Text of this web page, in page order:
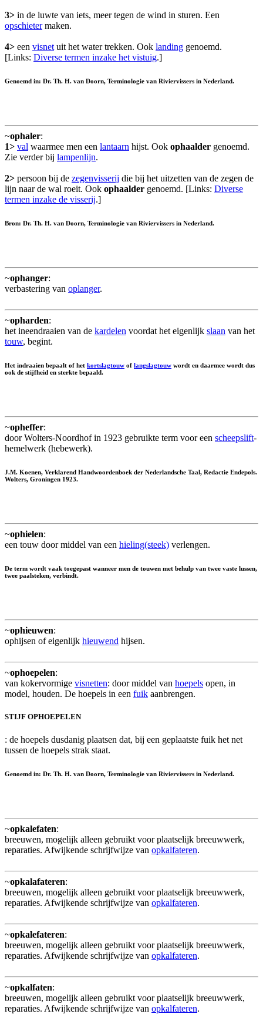
3> in de luwte van iets, meer tegen de wind in sturen. Een
opschietermaken.
4> een visnet uit het water trekken. Ook landing genoemd.
[Links: Diverse termen inzake het vistuig.]
Genoemd in: Dr. Th. H. van Doorn, Terminologie van Riviervissers in Nederland.
~ophaler:
1> val waarmee men een lantaarn hijst. Ook ophaalder genoemd.
Zie verder bij lampenlijn.
2> persoon bij de zegenvisserij die bij het uitzetten van de zegen de
lijn naar de wal roeit. Ook ophaalder genoemd. [Links: Diverse
termen inzake de visserij.]
Bron: Dr. Th. H. van Doorn, Terminologie van Riviervissers in Nederland.
~ophanger:
verbastering van oplanger.
~opharden:
het ineendraaien van de kardelen voordat het eigenlijk slaan van het
touw, begint.
Het indraaien bepaalt of het kortslagtouw of langslagtouw wordt en daarmee wordt dus
ook de stijfheid en sterkte bepaald.
~opheffer:
door Wolters-Noordhof in 1923 gebruikte term voor een scheepslift-
hemelwerk (hebewerk).
J.M. Koenen, Verklarend Handwoordenboek der Nederlandsche Taal, Redactie Endepols.
Wolters, Groningen 1923.
~ophielen:
een touw door middel van een hieling(steek) verlengen.
De term wordt vaak toegepast wanneer men de touwen met behulp van twee vaste lussen,
twee paalsteken, verbindt.
~ophieuwen:
ophijsen of eigenlijk hieuwend hijsen.
~ophoepelen:
van kokervormige visnetten: door middel van hoepels open, in
model, houden. De hoepels in een fuik aanbrengen.
STIJF OPHOEPELEN
: de hoepels dusdanig plaatsen dat, bij een geplaatste fuik het net
tussen de hoepels strak staat.
Genoemd in: Dr. Th. H. van Doorn, Terminologie van Riviervissers in Nederland.
~opkalefaten:
breeuwen, mogelijk alleen gebruikt voor plaatselijk breeuwwerk,
reparaties. Afwijkende schrijfwijze van opkalfateren.
~opkalafateren:
breeuwen, mogelijk alleen gebruikt voor plaatselijk breeuwwerk,
reparaties. Afwijkende schrijfwijze van opkalfateren.
~opkalefateren:
breeuwen, mogelijk alleen gebruikt voor plaatselijk breeuwwerk,
reparaties. Afwijkende schrijfwijze van opkalfateren.
~opkalfaten:
breeuwen, mogelijk alleen gebruikt voor plaatselijk breeuwwerk,
reparaties. Afwijkende schrijfwijze van opkalfateren.